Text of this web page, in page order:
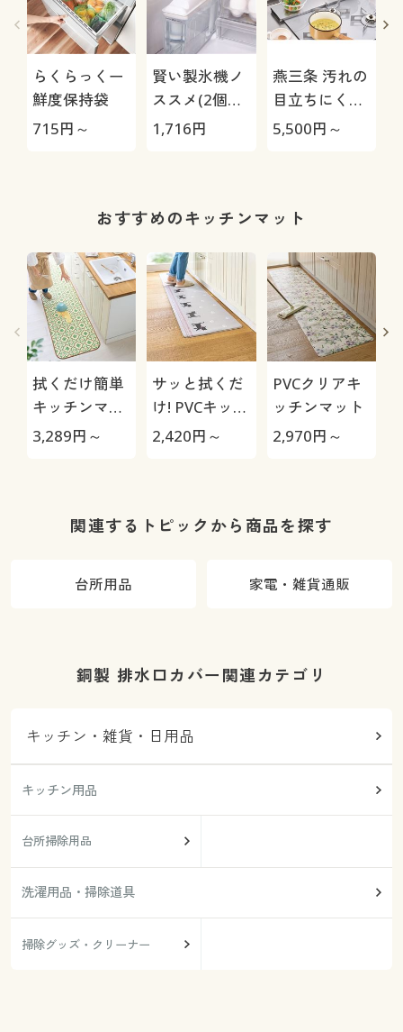
らくらっくー
鮮度保持袋
715円～
賢い製氷機ノ
ススメ(2個組)
製氷機の除菌
1,716円
燕三条 汚れの
目立ちにくい
排気口カバー
5,500円～
おすすめのキッチンマット
拭くだけ簡単
キッチンマッ
ト
3,289円～
サッと拭くだ
け! PVCキッチ
ンマット
2,420円～
PVCクリアキ
ッチンマット
2,970円～
関連するトピックから商品を探す
台所用品 家電・雑貨通販
銅製 排水口カバー関連カテゴリ
キッチン・雑貨・日用品
キッチン用品
台所掃除用品
洗濯用品・掃除道具
掃除グッズ・クリーナー